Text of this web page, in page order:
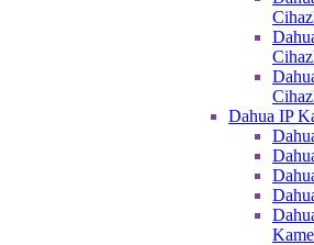
Dahua IP